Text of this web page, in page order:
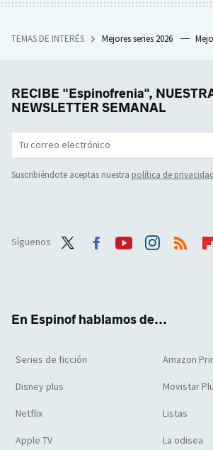
TEMAS DE INTERÉS Mejores series 2026
RECIBE "Espinofrenia",
NEWSLETTER SEMANAL
Suscribiéndote aceptas nuestra política de privacidad
Síguenos
En Espinof hablamos de...
Series de ficción Amazon
Disney plus Movistar
Netflix Listas
Apple TV La odisea